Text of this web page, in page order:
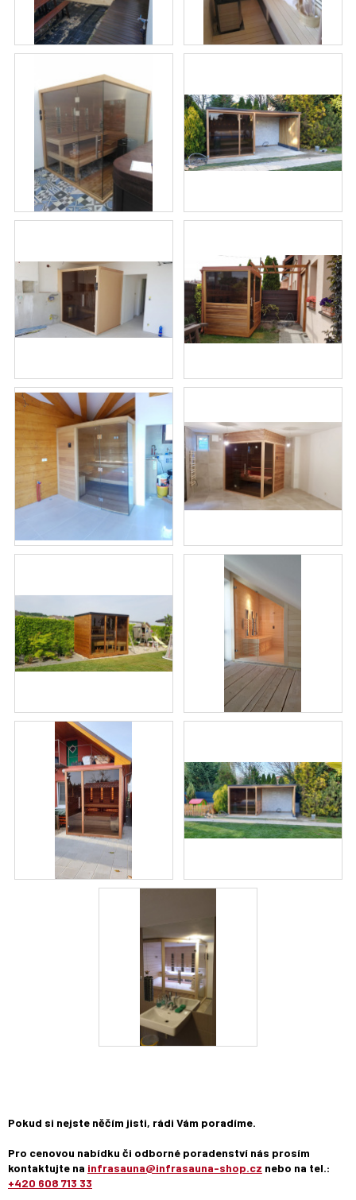
Pokud si nejste něčím jisti, rádi Vám poradíme.
Pro cenovou nabídku či odborné poradenství nás prosím
kontaktujte na infrasauna@infrasauna-shop.cz nebo na tel.:
+420 608 713 33